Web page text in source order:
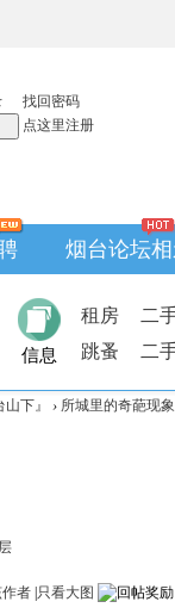
找回密码
点这里注册
烟台论坛
信息
租房
二
跳蚤
二
山下』 › 所城里的奇葩现象
作者 只看大图